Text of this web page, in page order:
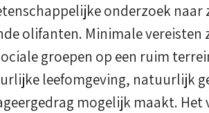
onderzoek naar
olifanten. Minimale
groepen op een ruim
leefomgeving, natuurlijk
mogelijk maakt.